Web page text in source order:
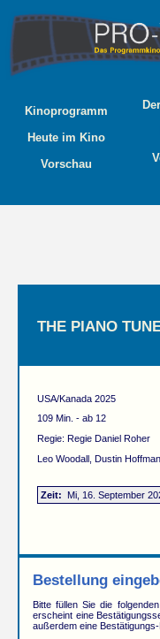
Kinoprogramm
Heute im Kino
Vorschau
THE PIANO
USA/Kanada 2025
109 Min. - ab 12
Regie: Regie Daniel Roher
Leo Woodall, Dustin
Zeit: Mi, 16. September
Bestellung
Bitte füllen Sie die
erscheint eine
außerdem eine